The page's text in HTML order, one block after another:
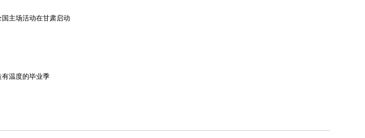
主场活动在甘肃启动
温度的毕业季